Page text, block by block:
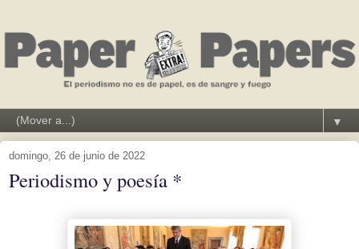
▼
domingo, 26 de junio de 2022
Periodismo y poesía *